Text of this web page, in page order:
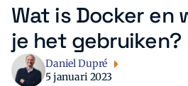
Wat is Docker en
je het gebruiken?
Daniel Dupré
5 januari 2023